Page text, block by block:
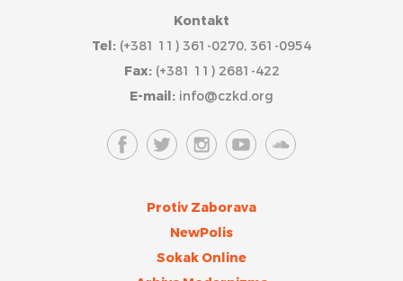
Kontakt
Tel: (+381 11) 361-0270, 361-0954
Fax:(+381 11) 2681-422
E-mail: info@czkd.org
Protiv Zaborava
NewPolis
Sokak Online